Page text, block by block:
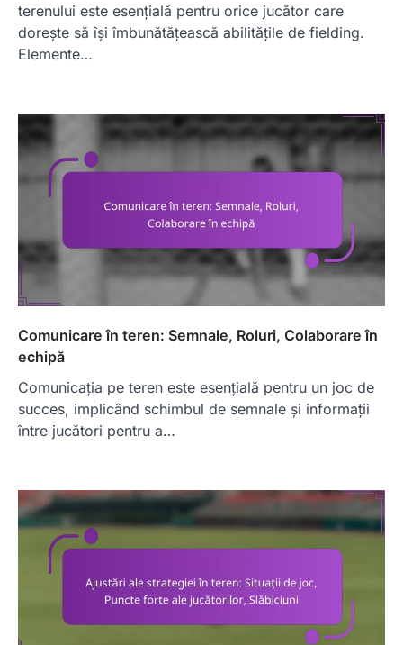
terenului este esențială pentru orice jucător care
dorește să își îmbunătățească abilitățile de fielding.
Elemente…
Comunicare în teren: Semnale, Roluri, Colaborare în
echipă
Comunicația pe teren este esențială pentru un joc de
succes, implicând schimbul de semnale și informații
între jucători pentru a…